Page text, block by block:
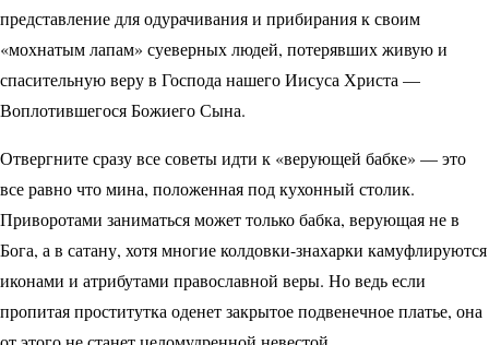
представление для одурачивания и прибирания к своим
«мохнатым лапам» суеверных людей, потерявших живую и
спасительную веру в Господа нашего Иисуса Христа —
Воплотившегося Божиего Сына.
Отвергните сразу все советы идти к «верующей бабке» — это
все равно что мина, положенная под кухонный столик.
Приворотами заниматься может только бабка, верующая не в
Бога, а в сатану, хотя многие колдовки-знахарки камуфлируются
иконами и атрибутами православной веры. Но ведь если
пропитая проститутка оденет закрытое подвенечное платье, она